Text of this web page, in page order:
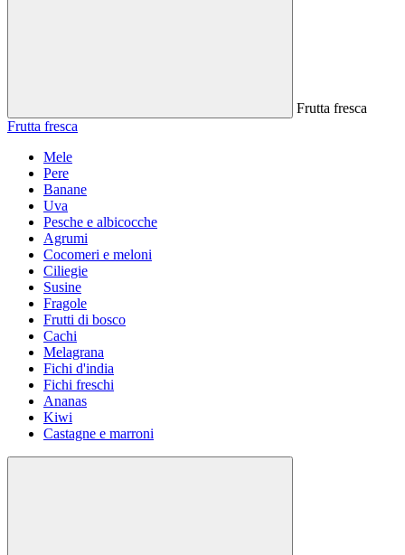
Frutta fresca
Frutta fresca
Mele
Pere
Banane
Uva
Pesche e albicocche
Agrumi
Cocomeri e meloni
Ciliegie
Susine
Fragole
Frutti di bosco
Cachi
Melagrana
Fichi d'india
Fichi freschi
Ananas
Kiwi
Castagne e marroni